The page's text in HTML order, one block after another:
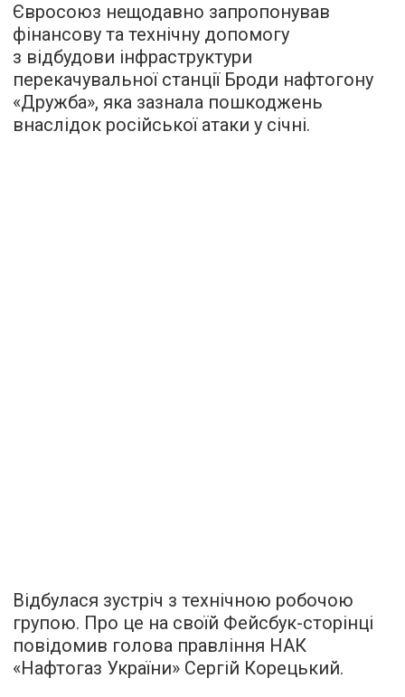
Євросоюз нещодавно запропонував
фінансову та технічну допомогу
з відбудови інфраструктури
перекачувальної станції Броди нафтогону
«Дружба», яка зазнала пошкоджень
внаслідок російської атаки у січні.
Відбулася зустріч з технічною робочою
групою. Про це на своїй Фейсбук-сторінці
повідомив голова правління НАК
«Нафтогаз України» Сергій Корецький.